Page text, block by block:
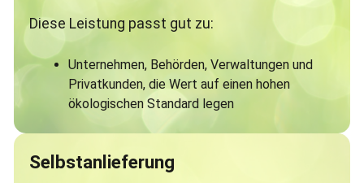
Diese Leistung passt gut zu:
Unternehmen, Behörden, Verwaltungen und
Privatkunden, die Wert auf einen hohen
ökologischen Standard legen
Selbstanlieferung